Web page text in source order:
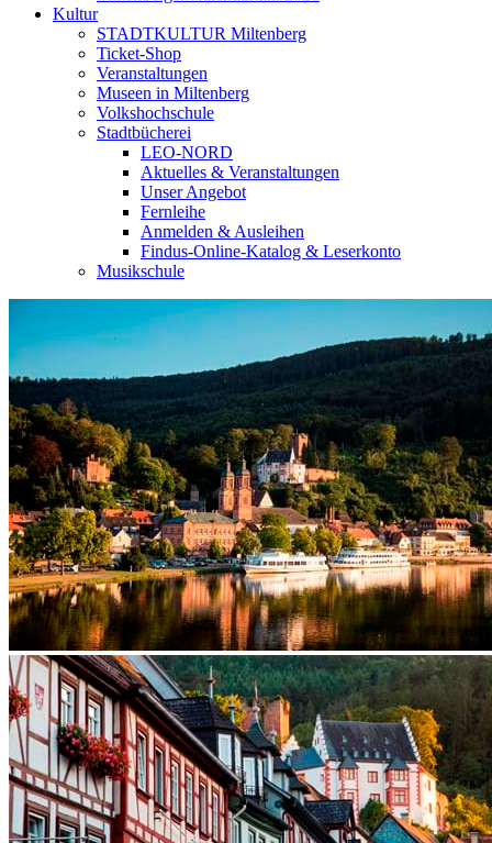
Kultur
STADTKULTUR Miltenberg
Ticket-Shop
Veranstaltungen
Museen in Miltenberg
Volkshochschule
Stadtbücherei
LEO-NORD
Aktuelles & Veranstaltungen
Unser Angebot
Fernleihe
Anmelden & Ausleihen
Findus-Online-Katalog & Leserkonto
Musikschule